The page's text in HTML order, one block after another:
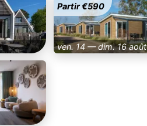
Partir €590
ven. 14 — dim. 16 août